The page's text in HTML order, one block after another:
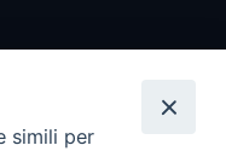
simili per